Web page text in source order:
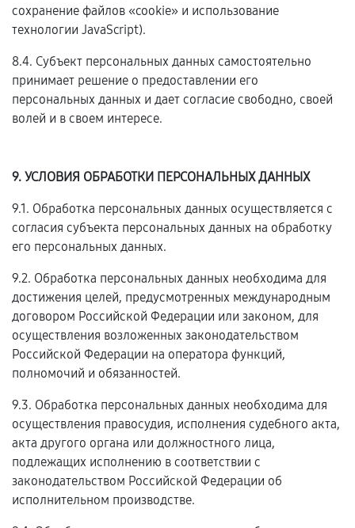
сохранение файлов «cookie» и использование
технологии JavaScript).
8.4. Субъект персональных данных самостоятельно
принимает решение о предоставлении его
персональных данных и дает согласие свободно, своей
волей и в своем интересе.
9. УСЛОВИЯ ОБРАБОТКИ ПЕРСОНАЛЬНЫХ ДАННЫХ
9.1. Обработка персональных данных осуществляется с
согласия субъекта персональных данных на обработку
его персональных данных.
9.2. Обработка персональных данных необходима для
достижения целей, предусмотренных международным
договором Российской Федерации или законом, для
осуществления возложенных законодательством
Российской Федерации на оператора функций,
полномочий и обязанностей.
9.3. Обработка персональных данных необходима для
осуществления правосудия, исполнения судебного акта,
акта другого органа или должностного лица,
подлежащих исполнению в соответствии с
законодательством Российской Федерации об
исполнительном производстве.